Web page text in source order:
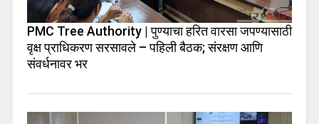
PMC Tree Authority | पुण्याचा हरित वारसा जपण्यासाठी
वृक्ष प्राधिकरण सरसावले – पहिली बैठक; संरक्षण आणि
संवर्धनावर भर